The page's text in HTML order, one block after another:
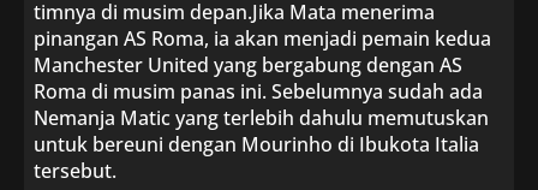
timnya di musim depan.Jika Mata menerima
pinangan AS Roma, ia akan menjadi pemain kedua
Manchester United yang bergabung dengan AS
Roma di musim panas ini. Sebelumnya sudah ada
Nemanja Matic yang terlebih dahulu memutuskan
untuk bereuni dengan Mourinho di Ibukota Italia
tersebut.